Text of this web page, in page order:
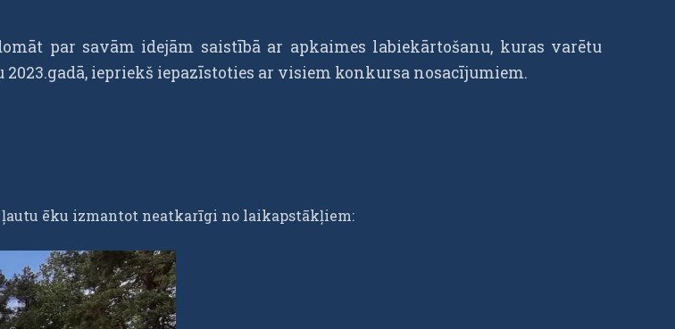
par savām idejām saistībā ar apkaimes labiekārtošanu, kuras varētu
iepriekš iepazīstoties ar visiem konkursa nosacījumiem.
ēku izmantot neatkarīgi no laikapstākļiem: